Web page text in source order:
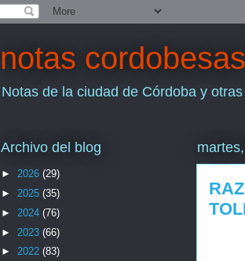
notas cordobesas
Notas de la ciudad de Córdoba y
Archivo del blog
► 2026 (29)
► 2025 (35)
► 2024 (76)
► 2023 (66)
► 2022 (83)